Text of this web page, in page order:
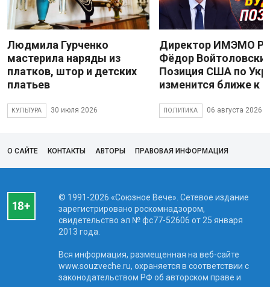
Людмила Гурченко
мастерила наряды из
платков, штор и детских
платьев
КУЛЬТУРА 30 июля 2026
Директор ИМЭМО
Фёдор
Позиция США по
изменится ближе к
ПОЛИТИКА 06 августа 2026
О САЙТЕ КОНТАКТЫ АВТОРЫ ПРАВОВАЯ ИНФОРМАЦИЯ
© 1991-2026 «Союзное Вече». Сетевое издание
зарегистрировано роскомнадзором,
свидетельство эл № фc77-52606 от 25 января
2013 года.
Вся информация, размещенная на веб-сайте
www.souzveche.ru, охраняется в соответствии с
законодательством РФ об авторском праве и